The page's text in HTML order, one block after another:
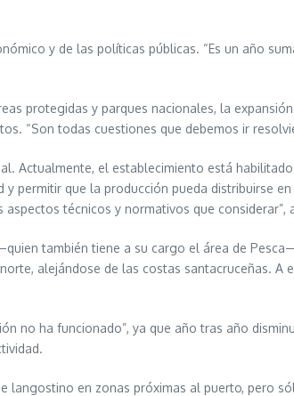
y de las políticas públicas. “Es un año
protegidas y parques nacionales, la
“Son todas cuestiones que debemos ir
Actualmente, el establecimiento está
permitir que la producción pueda distribuirse
técnicos y normativos que considerar”,
también tiene a su cargo el área de
alejándose de las costas santacruceñas. A
no ha funcionado”, ya que año tras año
en zonas próximas al puerto, pero